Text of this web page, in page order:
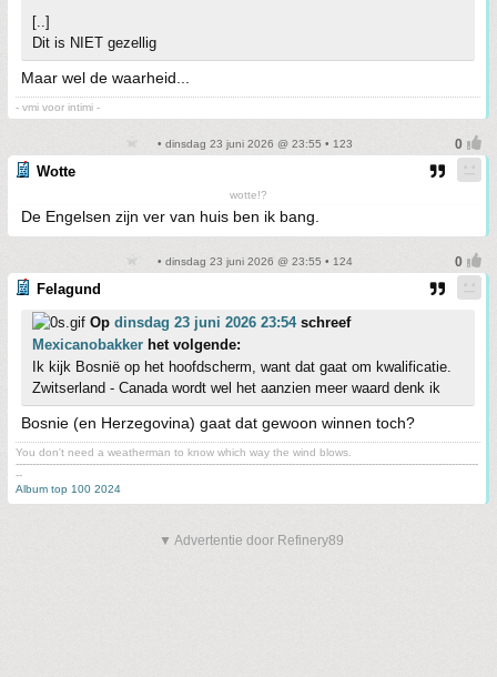
[..]
Dit is NIET gezellig
Maar wel de waarheid...
- vmi voor intimi -
• dinsdag 23 juni 2026 @ 23:55 • 123
Wotte
wotte!?
De Engelsen zijn ver van huis ben ik bang.
• dinsdag 23 juni 2026 @ 23:55 • 124
Felagund
Op dinsdag 23 juni 2026 23:54schreef
Mexicanobakker het volgende:
Ik kijk Bosnië op het hoofdscherm, want dat gaat om kwalificatie.
Zwitserland - Canada wordt wel het aanzien meer waard denk ik
Bosnie (en Herzegovina) gaat dat gewoon winnen toch?
You don't need a weatherman to know which way the wind blows.
-------------------------------------------------------------------------------------------------------------------------------------------
--
Album top 100 2024
▼ Advertentie door Refinery89